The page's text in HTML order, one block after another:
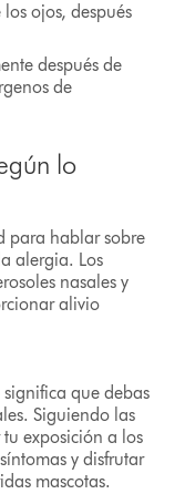
ojos, después
después de
de
lo
para hablar sobre
alergia. Los
nasales y
alivio
significa que debas
Siguiendo las
exposición a los
y disfrutar
mascotas.